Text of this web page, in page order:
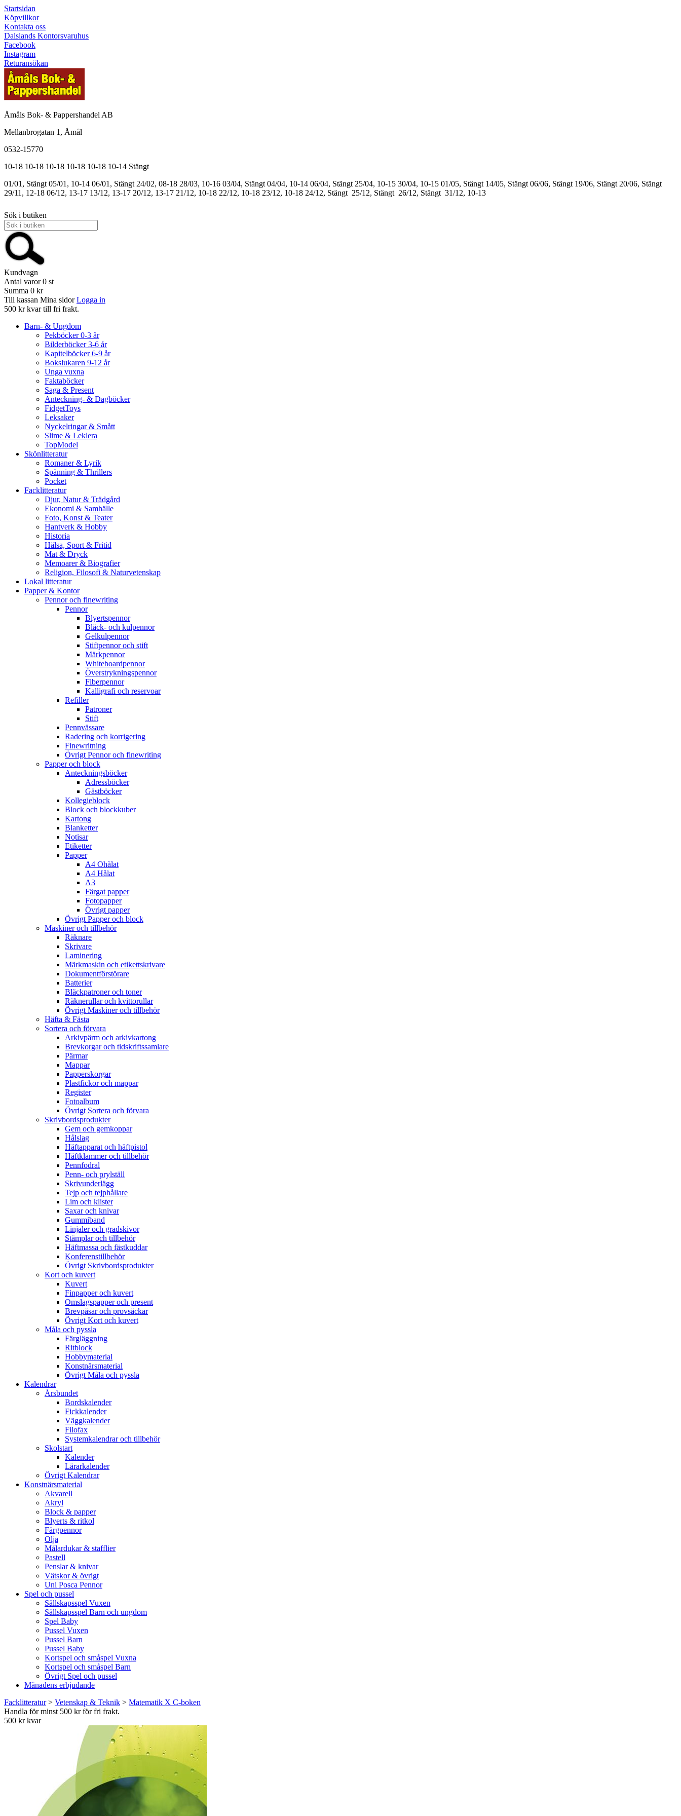
Startsidan
Köpvillkor
Kontakta oss
Dalslands Kontorsvaruhus
Facebook
Instagram
Returansökan
Åmåls Bok- & Pappershandel AB
Mellanbrogatan 1, Åmål
0532-15770
10-18 10-18 10-18 10-18 10-18 10-14 Stängt
01/01, Stängt 05/01, 10-14 06/01, Stängt 24/02, 08-18 28/03, 10-16 03/04, Stängt 04/04, 10-14 06/04, Stängt 25/04, 10-15 30/04, 10-15 01/05, Stängt 14/05, Stängt 06/06, Stängt 19/06, Stängt 20/06, Stängt
29/11, 12-18 06/12, 13-17 13/12, 13-17 20/12, 13-17 21/12, 10-18 22/12, 10-18 23/12, 10-18 24/12, Stängt 25/12, Stängt 26/12, Stängt 31/12, 10-13
Sök i butiken
Kundvagn
Antal varor 0 st
Summa 0 kr
Till kassan Mina sidor Logga in
500 kr kvar till fri frakt.
Barn- & Ungdom
Pekböcker 0-3 år
Bilderböcker 3-6 år
Kapitelböcker 6-9 år
Bokslukaren 9-12 år
Unga vuxna
Faktaböcker
Saga & Present
Anteckning- & Dagböcker
FidgetToys
Leksaker
Nyckelringar & Smått
Slime & Leklera
TopModel
Skönlitteratur
Romaner & Lyrik
Spänning & Thrillers
Pocket
Facklitteratur
Djur, Natur & Trädgård
Ekonomi & Samhälle
Foto, Konst & Teater
Hantverk & Hobby
Historia
Hälsa, Sport & Fritid
Mat & Dryck
Memoarer & Biografier
Religion, Filosofi & Naturvetenskap
Lokal litteratur
Papper & Kontor
Pennor och finewriting
Pennor
Blyertspennor
Bläck- och kulpennor
Gelkulpennor
Stiftpennor och stift
Märkpennor
Whiteboardpennor
Överstrykningspennor
Fiberpennor
Kalligrafi och reservoar
Refiller
Patroner
Stift
Pennvässare
Radering och korrigering
Finewritning
Övrigt Pennor och finewriting
Papper och block
Anteckningsböcker
Adressböcker
Gästböcker
Kollegieblock
Block och blockkuber
Kartong
Blanketter
Notisar
Etiketter
Papper
A4 Ohålat
A4 Hålat
A3
Färgat papper
Fotopapper
Övrigt papper
Övrigt Papper och block
Maskiner och tillbehör
Räknare
Skrivare
Laminering
Märkmaskin och etikettskrivare
Dokumentförstörare
Batterier
Bläckpatroner och toner
Räknerullar och kvittorullar
Övrigt Maskiner och tillbehör
Häfta & Fästa
Sortera och förvara
Arkivpärm och arkivkartong
Brevkorgar och tidskriftssamlare
Pärmar
Mappar
Papperskorgar
Plastfickor och mappar
Register
Fotoalbum
Övrigt Sortera och förvara
Skrivbordsprodukter
Gem och gemkoppar
Hålslag
Häftapparat och häftpistol
Häftklammer och tillbehör
Pennfodral
Penn- och prylställ
Skrivunderlägg
Tejp och tejphållare
Lim och klister
Saxar och knivar
Gummiband
Linjaler och gradskivor
Stämplar och tillbehör
Häftmassa och fästkuddar
Konferenstillbehör
Övrigt Skrivbordsprodukter
Kort och kuvert
Kuvert
Finpapper och kuvert
Omslagspapper och present
Brevpåsar och provsäckar
Övrigt Kort och kuvert
Måla och pyssla
Färgläggning
Ritblock
Hobbymaterial
Konstnärsmaterial
Övrigt Måla och pyssla
Kalendrar
Årsbundet
Bordskalender
Fickkalender
Väggkalender
Filofax
Systemkalendrar och tillbehör
Skolstart
Kalender
Lärarkalender
Övrigt Kalendrar
Konstnärsmaterial
Akvarell
Akryl
Block & papper
Blyerts & ritkol
Färgpennor
Olja
Målardukar & stafflier
Pastell
Penslar & knivar
Vätskor & övrigt
Uni Posca Pennor
Spel och pussel
Sällskapsspel Vuxen
Sällskapsspel Barn och ungdom
Spel Baby
Pussel Vuxen
Pussel Barn
Pussel Baby
Kortspel och småspel Vuxna
Kortspel och småspel Barn
Övrigt Spel och pussel
Månadens erbjudande
Facklitteratur> Vetenskap & Teknik > Matematik X C-boken
Handla för minst 500 kr för fri frakt.
500 kr kvar